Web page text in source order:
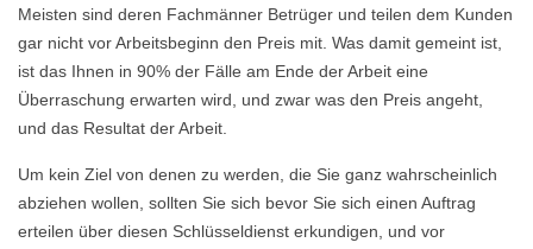
Meisten sind deren Fachmänner Betrüger und teilen dem Kunden
gar nicht vor Arbeitsbeginn den Preis mit. Was damit gemeint ist,
ist das Ihnen in 90% der Fälle am Ende der Arbeit eine
Überraschung erwarten wird, und zwar was den Preis angeht,
und das Resultat der Arbeit.
Um kein Ziel von denen zu werden, die Sie ganz wahrscheinlich
abziehen wollen, sollten Sie sich bevor Sie sich einen Auftrag
erteilen über diesen Schlüsseldienst erkundigen, und vor